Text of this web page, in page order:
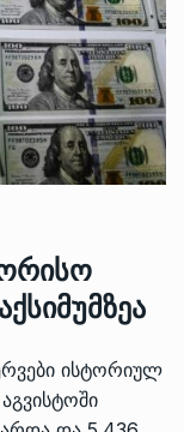
ისტორიულ